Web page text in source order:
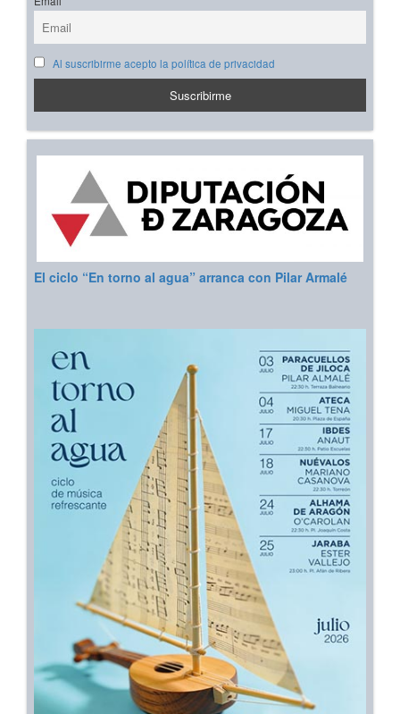
Al suscribirme acepto la política de privacidad
El ciclo “En torno al agua” arranca con Pilar Armalé